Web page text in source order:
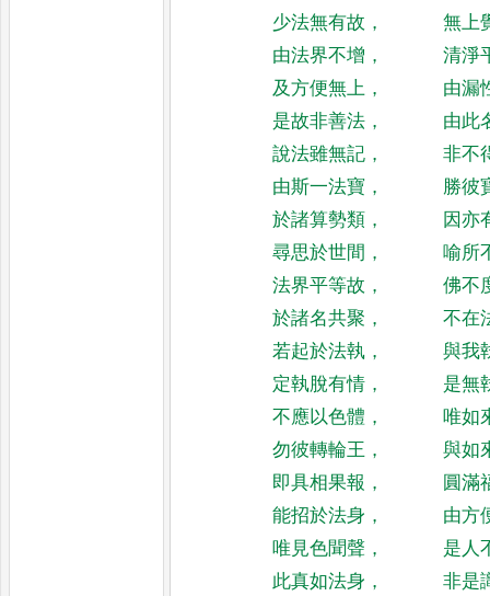
少法無有故 ，
無上
由法界不增 ，
清淨
及方便無上 ，
由漏
是故非善法 ，
由此
說法雖無記 ，
非不
由斯一法寶 ，
勝彼
於諸算勢類 ，
因亦
尋思於世間 ，
喻所
法界平等故 ，
佛不
於諸名共聚 ，
不在
若起於法執 ，
與我
定執脫有情 ，
是無
不應以色體 ，
唯如
勿彼轉輪王 ，
與如
即具相果報 ，
圓滿
能招於法身 ，
由方
唯見色聞聲 ，
是人
此真如法身 ，
非是